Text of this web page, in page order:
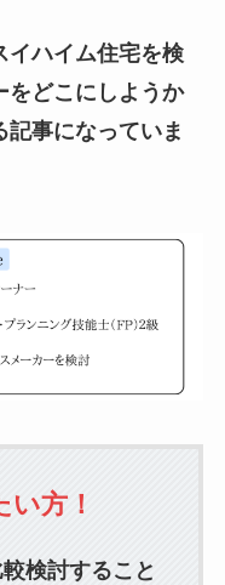
イハイム住宅を検
をどこにしようか
事になっていま
方！
検討すること